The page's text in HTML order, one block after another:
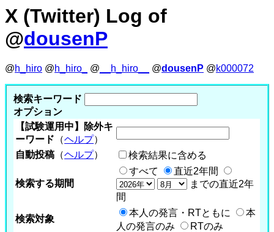
X (Twitter) Log of
@dousenP
@h_hiro @h_hiro_ @ __h_hiro__ @dousenP @k000072
検索キーワード
オプション
【試験運用中】除外キ
ーワード （ヘルプ）
自動投稿 （ヘルプ） 検索結果に含める
検索する期間
すべて
直近2年間
までの直近2年
間
検索対象
本人の発言・RTともに
本
人の発言のみ
RTのみ